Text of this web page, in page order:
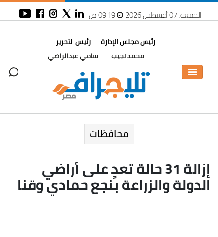
الجمعة، 07 أغسطس 2026 09:19 ص
رئيس مجلس الإدارة
محمد نجيب
رئيس التحرير
سامي عبدالراضي
محافظات
إزالة 31 حالة تعدٍ على أراضي
الدولة والزراعة بنجع حمادي وقنا